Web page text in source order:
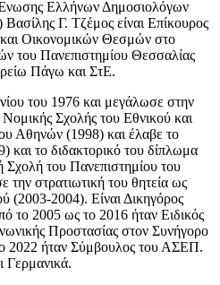
Ελλήνων Δημοσιολόγων
Γ. Τζέμος είναι Επίκουρος
Οικονομικών Θεσμών στο
του Πανεπιστημίου Θεσσαλίας
Πάγω και ΣτΕ.
του 1976 και μεγάλωσε στην
Νομικής Σχολής του Εθνικού και
Αθηνών (1998) και έλαβε το
και το διδακτορικό του δίπλωμα
του Πανεπιστημίου του
στρατιωτική του θητεία ως
(2003-2004). Είναι Δικηγόρος
2005 ως το 2016 ήταν Ειδικός
Προστασίας στον Συνήγορο
2022 ήταν Σύμβουλος του ΑΣΕΠ.
Γερμανικά.